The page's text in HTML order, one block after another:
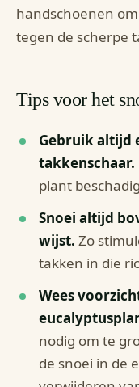
handschoenen
tegen de scherpe
Tips voor het
Gebruik altijd
takkenschaar.
plant
Snoei altijd
wijst. Zo
takken in die
Wees
nodig om te
de snoei in de